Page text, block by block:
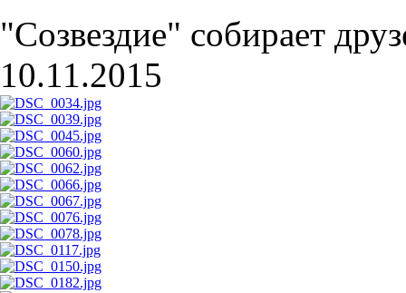
"Созвездие" собирает
10.11.2015